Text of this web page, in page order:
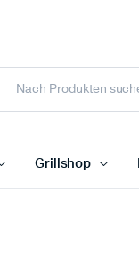
Grillshop